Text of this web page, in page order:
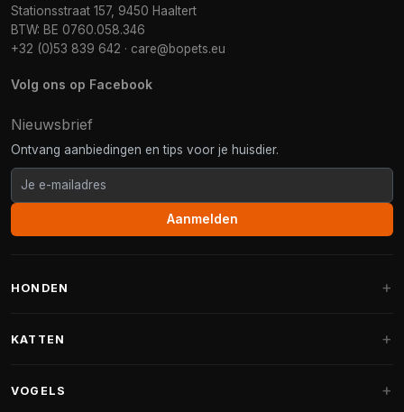
Stationsstraat 157, 9450 Haaltert
BTW: BE 0760.058.346
+32 (0)53 839 642 · care@bopets.eu
Volg ons op Facebook
Nieuwsbrief
Ontvang aanbiedingen en tips voor je huisdier.
Aanmelden
HONDEN
Fantail hondenmanden
KATTEN
VOGELS